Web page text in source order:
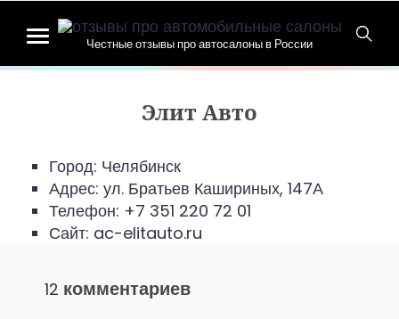
Честные отзывы про автосалоны в России
Элит Авто
Город: Челябинск
Адрес: ул. Братьев Кашириных, 147А
Телефон: +7 351 220 72 01
Сайт: ac-elitauto.ru
12 комментариев